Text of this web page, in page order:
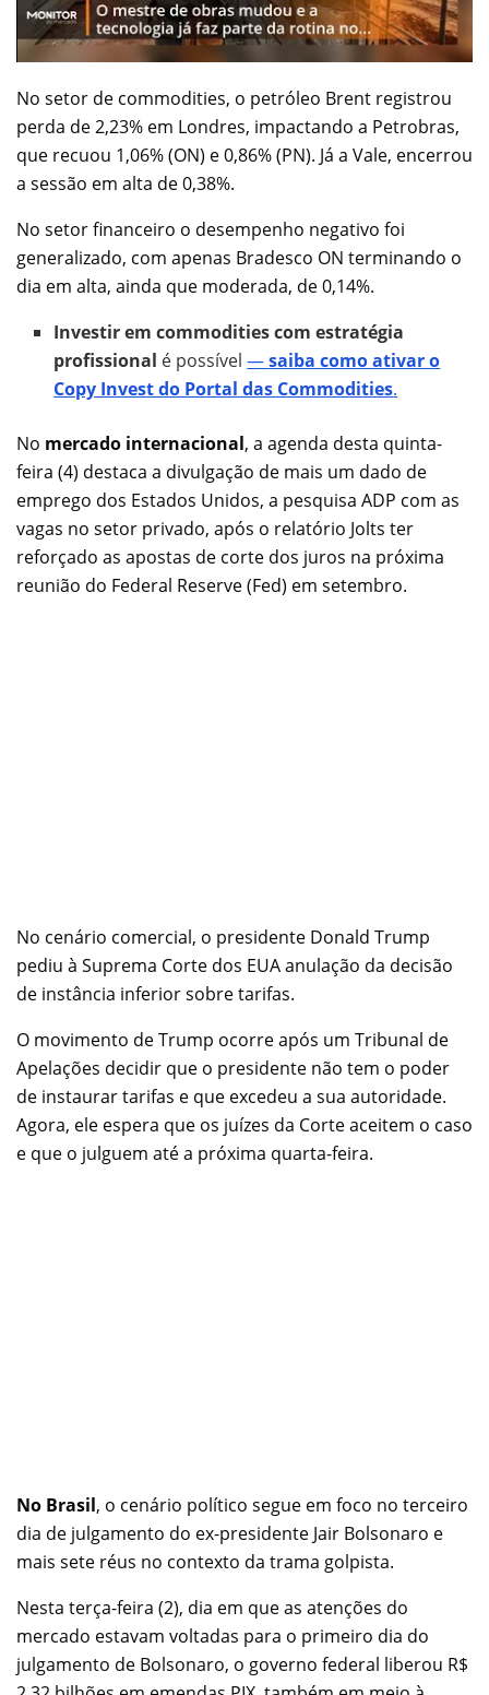
No setor de commodities, o petróleo Brent registrou
perda de 2,23% em Londres, impactando a Petrobras,
que recuou 1,06% (ON) e 0,86% (PN). Já a Vale, encerrou
a sessão em alta de 0,38%.
No setor financeiro o desempenho negativo foi
generalizado, com apenas Bradesco ON terminando o
dia em alta, ainda que moderada, de 0,14%.
Investir em commodities com estratégia
profissional é possível—saiba como ativar o
Copy Invest do Portal das Commodities.
No mercado internacional, a agenda desta quinta-
feira (4) destaca a divulgação de mais um dado de
emprego dos Estados Unidos, a pesquisa ADP com as
vagas no setor privado, após o relatório Jolts ter
reforçado as apostas de corte dos juros na próxima
reunião do Federal Reserve (Fed) em setembro.
No cenário comercial, o presidente Donald Trump
pediu à Suprema Corte dos EUA anulação da decisão
de instância inferior sobre tarifas.
O movimento de Trump ocorre após um Tribunal de
Apelações decidir que o presidente não tem o poder
de instaurar tarifas e que excedeu a sua autoridade.
Agora, ele espera que os juízes da Corte aceitem o caso
e que o julguem até a próxima quarta-feira.
No Brasil, o cenário político segue em foco no terceiro
dia de julgamento do ex-presidente Jair Bolsonaro e
mais sete réus no contexto da trama golpista.
Nesta terça-feira (2), dia em que as atenções do
mercado estavam voltadas para o primeiro dia do
julgamento de Bolsonaro, o governo federal liberou R$